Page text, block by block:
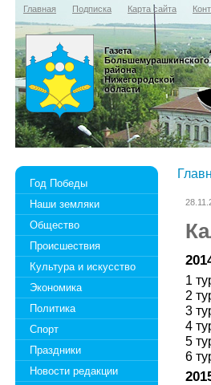
Главная Подписка Карта сайта
Газета
Большемурашкинского
района
Нижегородской
области
Год Победы
Наши земляки
Общество
Происшествия
Культура и искусство
Экономика
Политика
Спорт
Праздники
Новости редакции
1
2
3
4
5
6